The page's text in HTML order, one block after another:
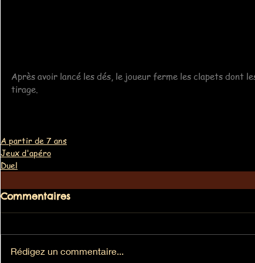
Après avoir lancé les dés, le joueur ferme les clapets dont
tirage.
A partir de 7 ans
Jeux d'apéro
Duel
Commentaires
Rédigez un commentaire...